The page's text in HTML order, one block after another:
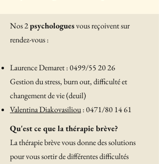
Nos 2psychologuesvous reçoivent sur
rendez-vous :
Laurence Demaret : 0499/55 20 26
Gestion du stress, burn out, difficulté et
changement de vie (deuil)
Valentina Diakovasiliou: 0471/80 14 61
Qu'est ce que la thérapie brève?
La thérapie brève vous donne des solutions
pour vous sortir de différentes difficultés